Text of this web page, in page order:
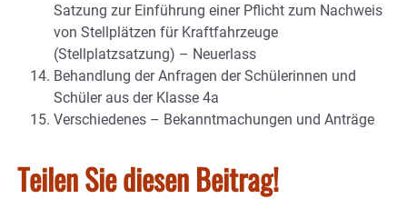
Satzung zur Einführung einer Pflicht zum Nachweis
von Stellplätzen für Kraftfahrzeuge
(Stellplatzsatzung) – Neuerlass
Behandlung der Anfragen der Schülerinnen und
Schüler aus der Klasse 4a
Verschiedenes – Bekanntmachungen und Anträge
Teilen Sie diesen Beitrag!